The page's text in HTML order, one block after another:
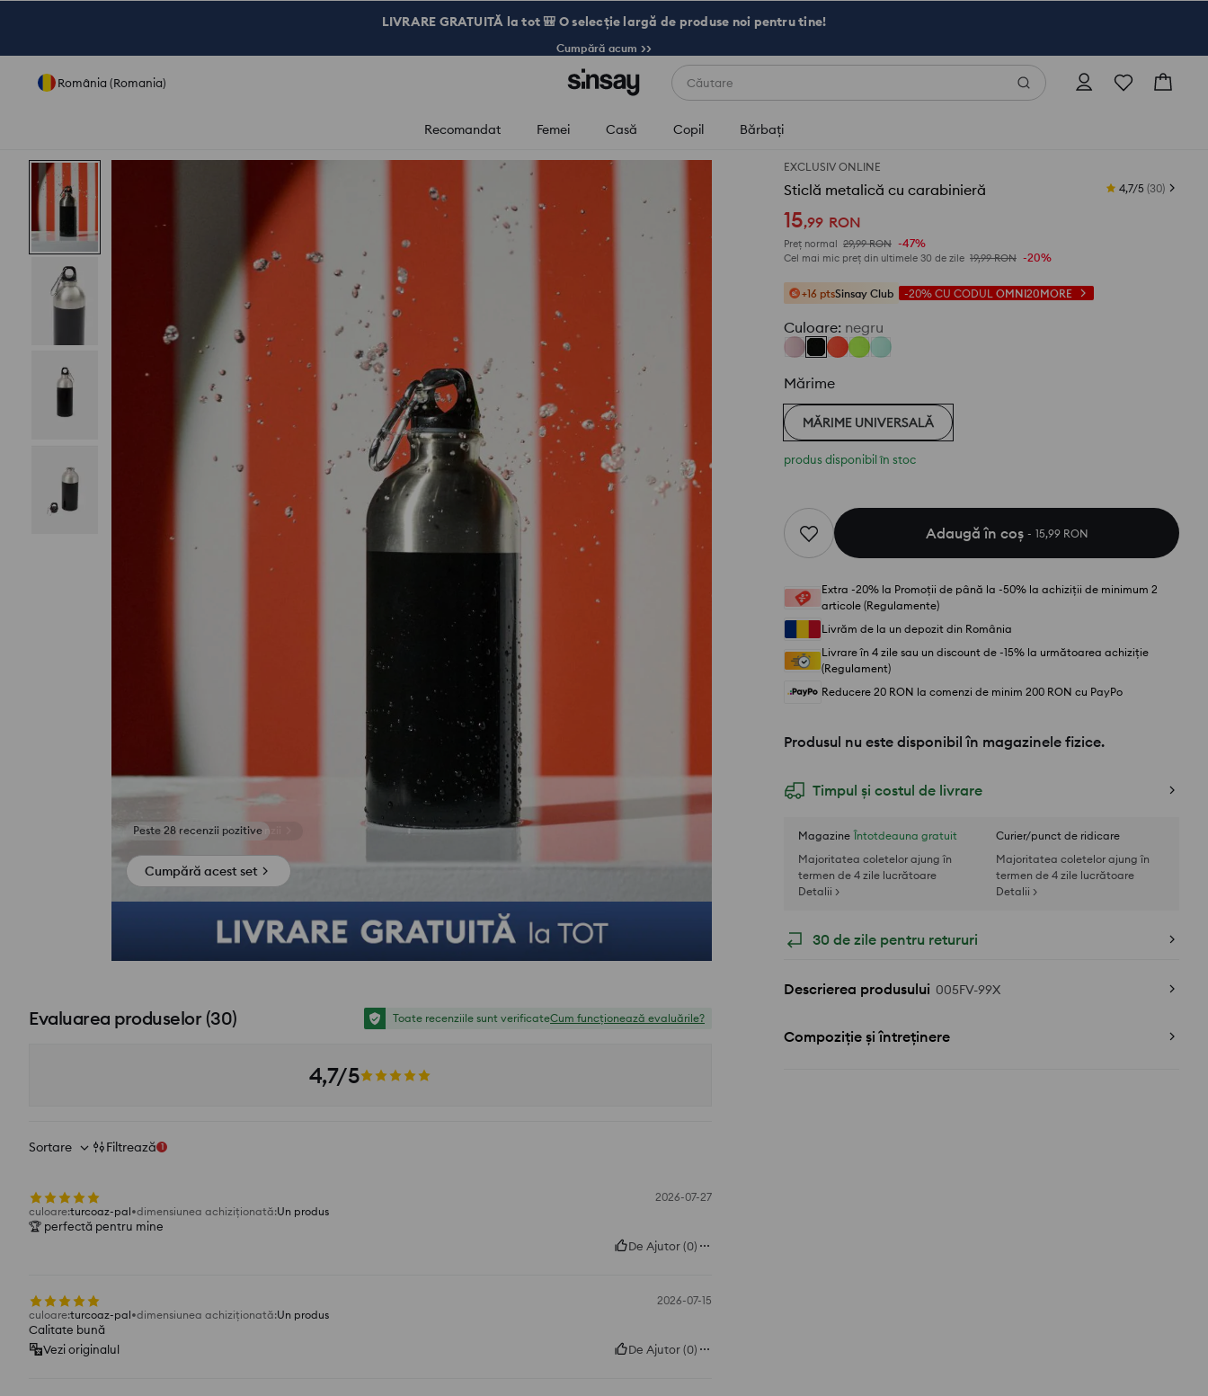
LIVRARE GRATUITĂ la tot 🎒 O selecție largă de produse noi pentru tine!
Cumpără acum >>
România (Romania) Căutare
Recomandat Femei Casă Copil Bărbaţi
EXCLUSIV ONLINE
Sticlă metalică cu carabinieră 4,7/5 (30)
15,99 RON
Preț normal 29,99 RON -47%
Cel mai mic preț din ultimele 30 de zile 19,99 RON -20%
+16 ptsSinsay Club -20% CU CODUL OMNI20MORE
Culoare: negru
Mărime
MĂRIME UNIVERSALĂ
produs disponibil în stoc
Adaugă în coş 15,99 RON
Extra -20% la Promoții de până la -50% la achiziții de minimum 2
articole (Regulamente)
Livrăm de la un depozit din România
Livrare în 4 zile sau un discount de -15% la următoarea achiziție
(Regulament)
Reducere 20 RON la comenzi de minim 200 RON cu PayPo
Produsul nu este disponibil în magazinele fizice.
Timpul și costul de livrare
Magazine Întotdeauna gratuit
Majoritatea coletelor ajung în
termen de 4 zile lucrătoare
Detalii >
Curier/punct de ridicare
Majoritatea coletelor ajung în
termen de 4 zile lucrătoare
Detalii >
30 de zile pentru retururi
Descrierea produsului 005FV-99X
Compoziție și întreținere
Vezi fotografii din recenzii
Cumpără acest set
Evaluarea produselor(30) Toate recenziile sunt verificateCum funcționează evaluările?
4,7/5
Sortare Filtrează 1
2026-07-27
culoare:turcoaz-pal dimensiunea achiziționată:Un produs
🏆 perfectă pentru mine
De Ajutor(0)
2026-07-15
culoare:turcoaz-pal dimensiunea achiziționată:Un produs
Calitate bună
Vezi originalul
De Ajutor(0)